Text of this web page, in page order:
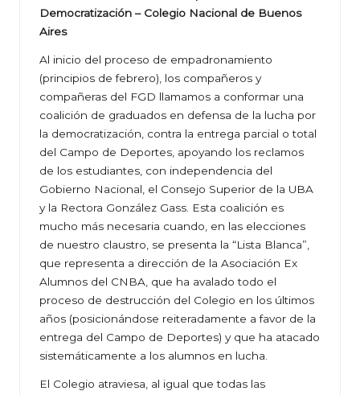
Democratización – Colegio Nacional de Buenos
Aires
Al inicio del proceso de empadronamiento
(principios de febrero), los compañeros y
compañeras del FGD llamamos a conformar una
coalición de graduados en defensa de la lucha por
la democratización, contra la entrega parcial o total
del Campo de Deportes, apoyando los reclamos
de los estudiantes, con independencia del
Gobierno Nacional, el Consejo Superior de la UBA
y la Rectora González Gass. Esta coalición es
mucho más necesaria cuando, en las elecciones
de nuestro claustro, se presenta la “Lista Blanca”,
que representa a dirección de la Asociación Ex
Alumnos del CNBA, que ha avalado todo el
proceso de destrucción del Colegio en los últimos
años (posicionándose reiteradamente a favor de la
entrega del Campo de Deportes) y que ha atacado
sistemáticamente a los alumnos en lucha.
El Colegio atraviesa, al igual que todas las